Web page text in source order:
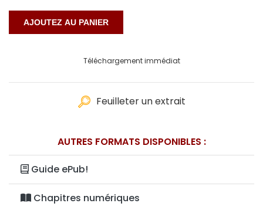
Téléchargement immédiat
Feuilleter un extrait
AUTRES FORMATS DISPONIBLES :
Guide ePub!
Chapitres numériques